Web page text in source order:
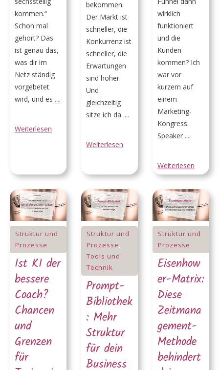
kommen.“
Schon mal
gehört? Das
ist genau das,
was dir im
Netz ständig
vorgebetet
wird, und es ....
Weiterlesen
bekommen:
Der Markt ist
schneller, die
Konkurrenz ist
schneller, die
Erwartungen
sind höher.
Und
gleichzeitig
sitze ich da ....
Weiterlesen
wirklich
funktioniert
und die
Kunden
kommen? Ich
war vor
kurzem auf
einem
Marketing-
Kongress.
Speaker ....
Weiterlesen
Struktur und
Prozesse
Ist KI der
bessere
Coach?
Chancen
und
Grenzen
für
Struktur und
Prozesse,
Tools und
Technik
Prompt-
Bibliothek
: Mehr
Struktur
für dein
Business
Struktur und
Prozesse
Eisenhow
er-Matrix:
Diese
Zeitmana
gement-
Methode
behindert